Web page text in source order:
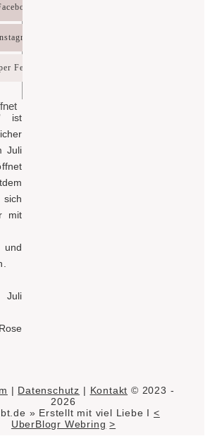
Feed
ist
Juli
mit
Juli
Rose
| Datenschutz | Kontakt © 2023 -
2026
» Erstellt mit viel Liebe I <
UberBlogr Webring >